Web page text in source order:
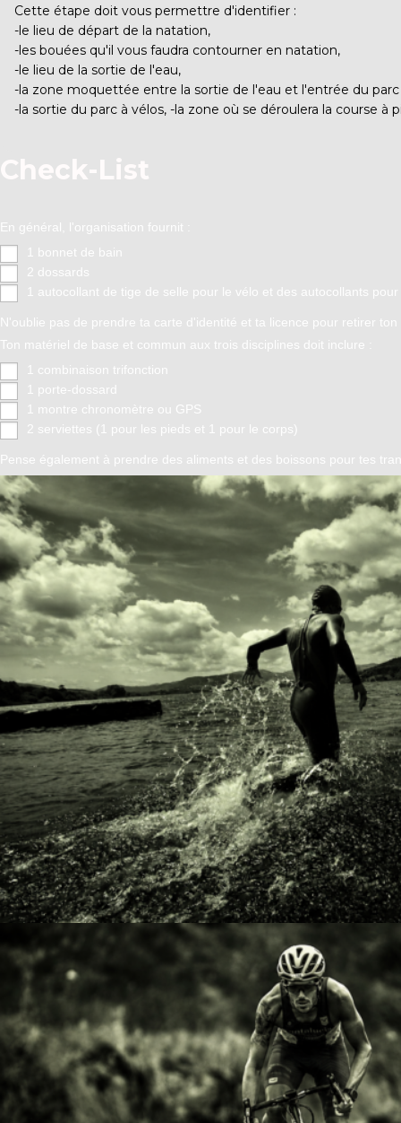
Cette étape doit vous permettre d'identifier :
-le lieu de départ de la natation,
-les bouées qu'il vous faudra contourner en natation,
-le lieu de la sortie de l'eau,
-la zone moquettée entre la sortie de l'eau et l'entrée du parc
-la sortie du parc à vélos, -la zone où se déroulera la course à
Check-List
En général, l'organisation fournit :
1 bonnet de bain
2 dossards
1 autocollant de tige de selle pour le vélo et des autocollants
N'oublie pas de prendre ta carte d'identité et ta licence pour retirer ton
Ton matériel de base et commun aux trois disciplines doit inclure :
1 combinaison trifonction
1 porte-dossard
1 montre chronomètre ou GPS
2 serviettes (1 pour les pieds et 1 pour le corps)
Pense également à prendre des aliments et des boissons pour tes